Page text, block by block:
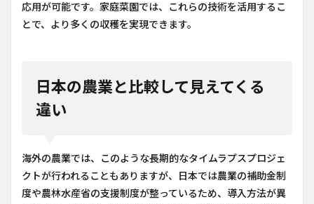
応用が可能です。家庭菜園では、これらの技術を活用するこ
とで、より多くの収穫を実現できます。
日本の農業と比較して見えてくる
違い
海外の農業では、このような長期的なタイムラプスプロジェ
クトが行われることもありますが、日本では農業の補助金制
度や農林水産省の支援制度が整っているため、導入方法が異